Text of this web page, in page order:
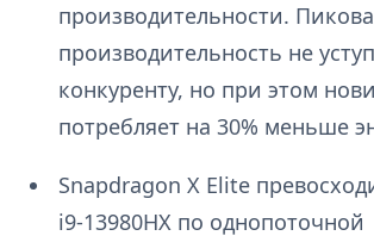
производительности.
производительность не
конкуренту, но при этом
потребляет на 30% меньше
Snapdragon X Elite
i9-13980HX по однопоточной